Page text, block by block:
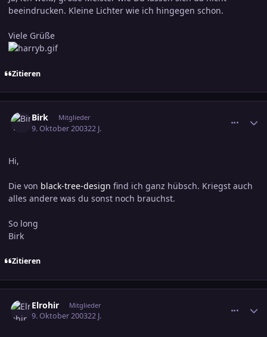
beeindrucken. Kleine Lichter wie ich hingegen schon.
Viele Grüße
Zitieren
Birk Mitglieder
9. Oktober 200322 J.
Hi,
Die von black-tree-design find ich ganz hübsch. Kriegst auch
alles andere was du sonst noch brauchst.
So long
Birk
Zitieren
Elrohir Mitglieder
9. Oktober 200322 J.